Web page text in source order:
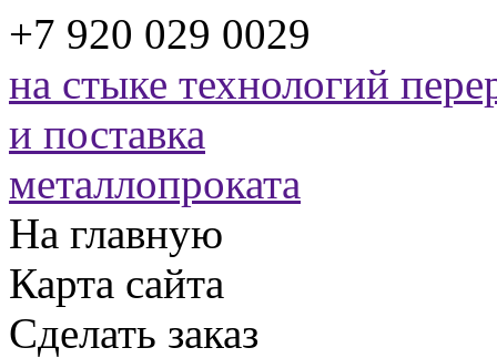
+7 920 029 0029
на стыке технологий
и поставка
металлопроката
На главную
Карта сайта
Сделать заказ